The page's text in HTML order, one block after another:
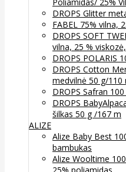
DROPS Glitter
FABEL 75% vilna,
DROPS SOFT
vilna, 25 %
DROPS POLARIS
DROPS Cotton
medvilnė 50 g/110
DROPS Safran
DROPS
šilkas 50 g /167 m
ALIZE
Alize Baby Best
bambukas
Alize Wooltime
25% poliamidas